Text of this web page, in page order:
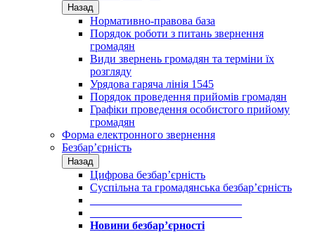
Назад
Нормативно-правова база
Порядок роботи з питань звернення
громадян
Види звернень громадян та терміни їх
розгляду
Урядова гаряча лінія 1545
Порядок проведення прийомів громадян
Графіки проведення особистого прийому
громадян
Форма електронного звернення
Безбар’єрність
Назад
Цифрова безбар’єрність
Суспільна та громадянська безбар’єрність
Новини безбар’єрності